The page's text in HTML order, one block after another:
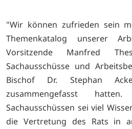
"Wir können zufrieden sein
Themenkatalog unserer
Vorsitzende Manfred
Sachausschüsse und
Bischof Dr. Stephan
zusammengefasst
Sachausschüssen sei viel
die Vertretung des Rats in